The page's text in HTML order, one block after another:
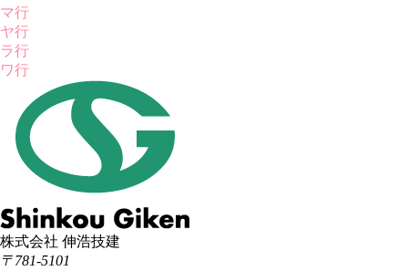
マ行
ヤ行
ラ行
ワ行
株式会社 伸浩技建
〒781-5101